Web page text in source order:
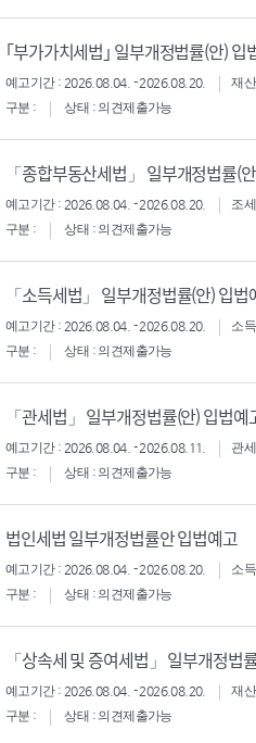
｢부가가치세법｣ 일부개정법률(안) 입
예고기간 : 2026.08.04. - 2026.08.20.
재
구분 :
상태 : 의견제출가능
「종합부동산세법」 일부개정법률(
예고기간 : 2026.08.04. - 2026.08.20.
조
구분 :
상태 : 의견제출가능
「소득세법」 일부개정법률(안) 입법
예고기간 : 2026.08.04. - 2026.08.20.
소
구분 :
상태 : 의견제출가능
「관세법」 일부개정법률(안) 입법예
예고기간 : 2026.08.04. - 2026.08.11.
관
구분 :
상태 : 의견제출가능
법인세법 일부개정법률안 입법예고
예고기간 : 2026.08.04. - 2026.08.20.
소
구분 :
상태 : 의견제출가능
「상속세 및 증여세법」 일부개정법
예고기간 : 2026.08.04. - 2026.08.20.
재
구분 :
상태 : 의견제출가능